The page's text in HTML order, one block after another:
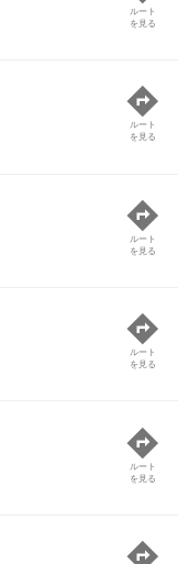
ルート
を見る
ルート
を見る
ルート
を見る
ルート
を見る
ルート
を見る